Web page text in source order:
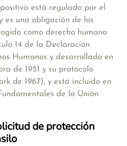
está regulado por el
es una obligación de los
como derecho humano
14 de la Declaración
Humanos y desarrollado en
de 1951 y su protocolo
de 1967), y está incluido en
de la Unión
de protección